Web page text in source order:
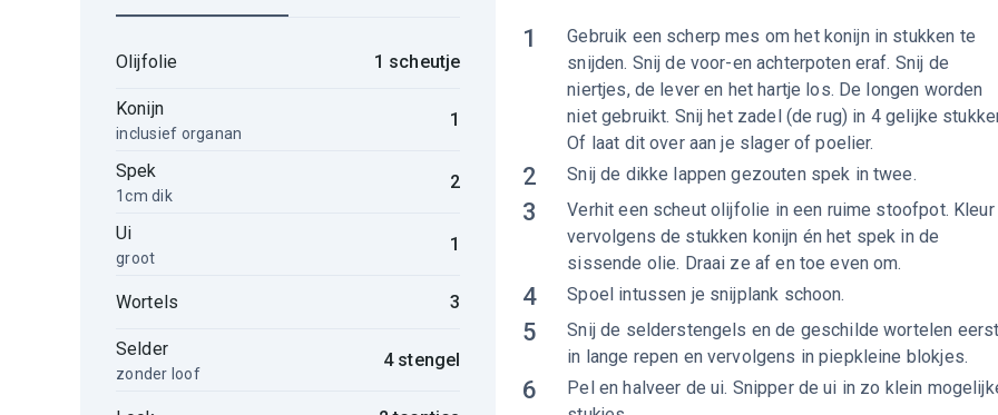
Olijfolie 1 scheutje
Konijn
inclusief organan
1
Spek
1cm dik
2
Ui
groot
1
Wortels 3
Selder
zonder loof
4 stengel
1
Gebruik een scherp mes om het konijn in stukken te
snijden. Snij de voor-en achterpoten eraf. Snij de
niertjes, de lever en het hartje los. De longen worden
niet gebruikt. Snij het zadel (de rug) in 4 gelijke
Of laat dit over aan je slager of poelier.
2 Snij de dikke lappen gezouten spek in twee.
3
Verhit een scheut olijfolie in een ruime stoofpot. Kleur
vervolgens de stukken konijn én het spek in de
sissende olie. Draai ze af en toe even om.
4 Spoel intussen je snijplank schoon.
5
Snij de selderstengels en de geschilde wortelen eerst
in lange repen en vervolgens in piepkleine blokjes.
6
Pel en halveer de ui. Snipper de ui in zo klein